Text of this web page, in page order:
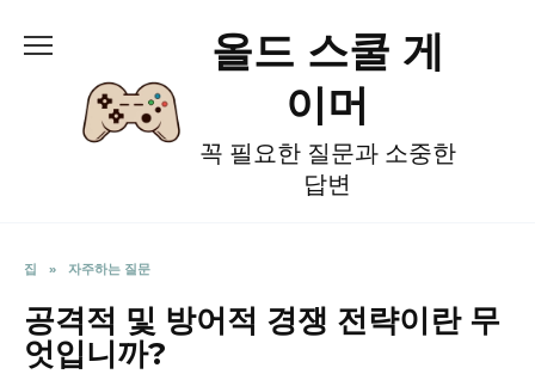
올드 스쿨 게
이머
꼭 필요한 질문과 소중한
답변
집 » 자주하는 질문
공격적 및 방어적 경쟁 전략이란 무
엇입니까?